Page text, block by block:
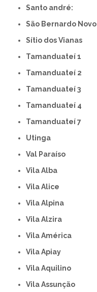
Santo andré:
São Bernardo Novo
Sítio dos Vianas
Tamanduateí 1
Tamanduateí 2
Tamanduateí 3
Tamanduateí 4
Tamanduateí 7
Utinga
Val Paraíso
Vila Alba
Vila Alice
Vila Alpina
Vila Alzira
Vila América
Vila Apiay
Vila Aquilino
Vila Assunção